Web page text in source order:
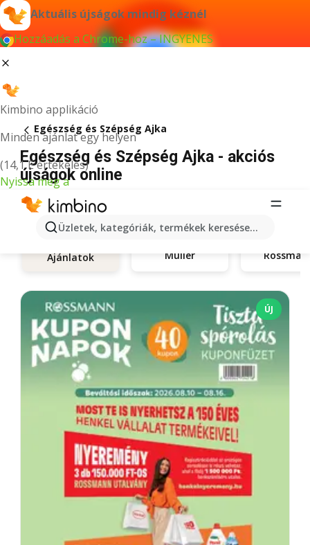
Aktuális újságok mindig kéznél
Hozzáadás a Chrome-hoz – INGYENES
Kimbino applikáció
Minden ajánlat egy helyen
(14,1 E értékelés)
Nyissa meg a
Üzletek, kategóriák, termékek keresése...
Egészség és Szépség Ajka
Egészség és Szépség Ajka - akciós
újságok online
Ajánlatok Müller
ÚJ